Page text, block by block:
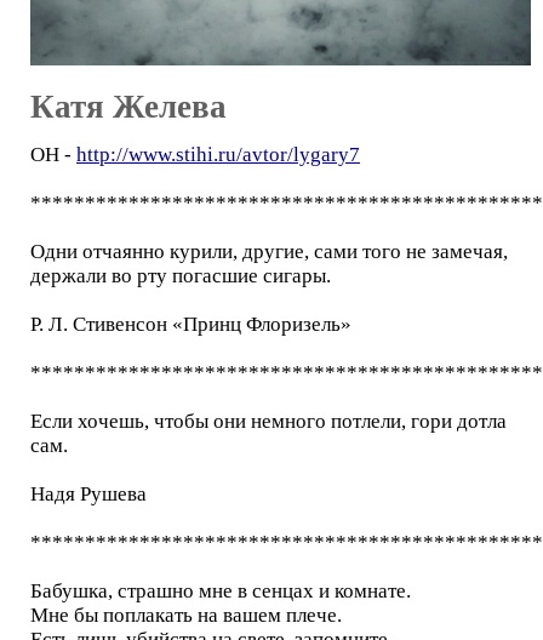
Катя Желева
ОН - http://www.stihi.ru/avtor/lygary7
Одни отчаянно курили, другие, сами того не замечая,
держали во рту погасшие сигары.
Р. Л. Стивенсон «Принц Флоризель»
Если хочешь, чтобы они немного потлели, гори дотла
сам.
Надя Рушева
Бабушка, страшно мне в сенцах и комнате.
Мне бы поплакать на вашем плече.